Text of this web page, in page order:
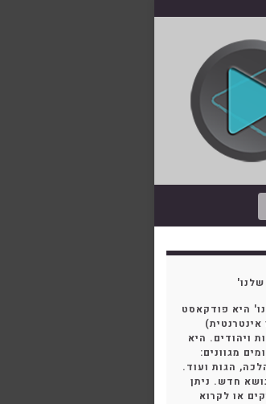
היא פודקאסט
אינטרנטית)
ויהודים. היא
מגוונים:
הגות ועוד.
חדש. ניתן
או לקרוא